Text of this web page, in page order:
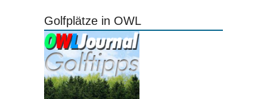
Golfplätze in OWL